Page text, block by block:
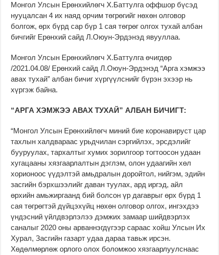
Монгол Улсын Ерөнхийлөгч Х.Баттулга оффшор бүсэд
нууцалсан 4 их наяд орчим төгрөгийг нөхөн олговор
болгож, өрх бүрд сар бүр 1 сая төгрөг олгох тухай албан
бичгийг Ерөнхий сайд Л.Оюун-Эрдэнэд явууллаа.
Монгол Улсын Ерөнхийлөгч Х.Баттулга өчигдөр
/2021.04.08/ Ерөнхий сайд Л.Оюун-Эрдэнэд “Арга хэмжээ
авах тухай” албан бичиг хүргүүлснийг бүрэн эхээр нь
хүргэж байна.
“АРГА ХЭМЖЭЭ АВАХ ТУХАЙ” АЛБАН БИЧИГТ:
“Монгол Улсын Ерөнхийлөгч миний бие коронавируст цар
тахлын халдвараас урьдчилан сэргийлэх, эрсдэлийг
бууруулах, тархалтыг хумих зорилгоор тогтоосон удаан
хугацааны хязгаарлалтын дэглэм, олон удаагийн хөл
хорионоос үүдэлтэй амьдралын доройтол, нийгэм, эдийн
засгийн бэрхшээлийг даван туулах, ард иргэд, айл
өрхийн амьжиргаанд бий болсон үр дагаврыг өрх бүрд 1
сая төгрөгтэй дүйцэхүйц нөхөн олговор олгох, ингэхдээ
үндэсний үйлдвэрлэлээ дэмжих замаар шийдвэрлэх
саналыг 2020 оны арваннэгдүгээр сараас хойш Улсын Их
Хурал, Засгийн газарт удаа дараа тавьж ирсэн.
Хөдөлмөрлөж орлого олох боломжоо хязгаарлуулснаас